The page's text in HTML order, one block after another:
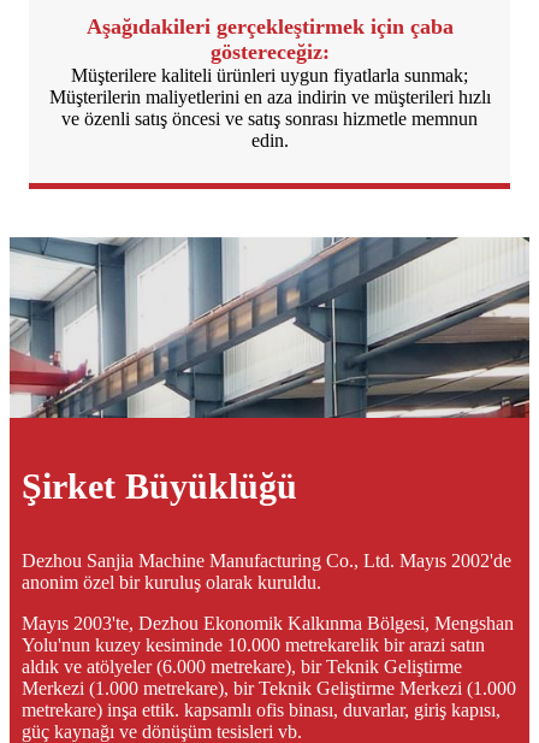
Aşağıdakileri gerçekleştirmek için çaba
göstereceğiz:
Müşterilere kaliteli ürünleri uygun fiyatlarla sunmak;
Müşterilerin maliyetlerini en aza indirin ve müşterileri hızlı
ve özenli satış öncesi ve satış sonrası hizmetle memnun
edin.
Şirket Büyüklüğü
Dezhou Sanjia Machine Manufacturing Co., Ltd. Mayıs 2002'de
anonim özel bir kuruluş olarak kuruldu.
Mayıs 2003'te, Dezhou Ekonomik Kalkınma Bölgesi, Mengshan
Yolu'nun kuzey kesiminde 10.000 metrekarelik bir arazi satın
aldık ve atölyeler (6.000 metrekare), bir Teknik Geliştirme
Merkezi (1.000 metrekare), bir Teknik Geliştirme Merkezi (1.000
metrekare) inşa ettik. kapsamlı ofis binası, duvarlar, giriş kapısı,
güç kaynağı ve dönüşüm tesisleri vb.